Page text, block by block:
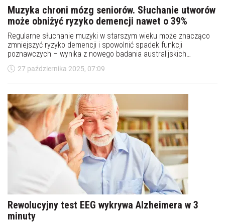
Muzyka chroni mózg seniorów. Słuchanie utworów
może obniżyć ryzyko demencji nawet o 39%
Regularne słuchanie muzyki w starszym wieku może znacząco
zmniejszyć ryzyko demencji i spowolnić spadek funkcji
poznawczych – wynika z nowego badania australijskich
naukowców. Gra na instrumencie przynosi podobne korzyści dla
mózgu seniorów.
27 października 2025, 07:09
Rewolucyjny test EEG wykrywa Alzheimera w 3
minuty